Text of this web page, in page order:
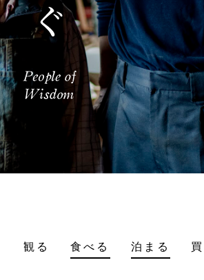
観る 食べる 泊まる